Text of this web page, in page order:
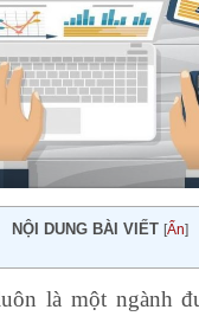
NỘI DUNG BÀI VIẾT [Ẩn]
là một ngành